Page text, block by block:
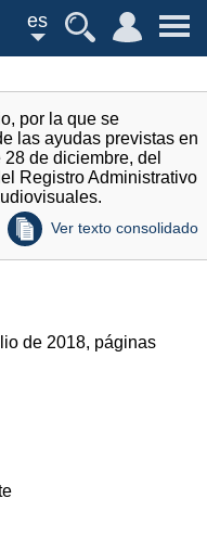
es
por la que se
las ayudas previstas en
de diciembre, del
Registro Administrativo
Ver texto consolidado
de 2018, páginas